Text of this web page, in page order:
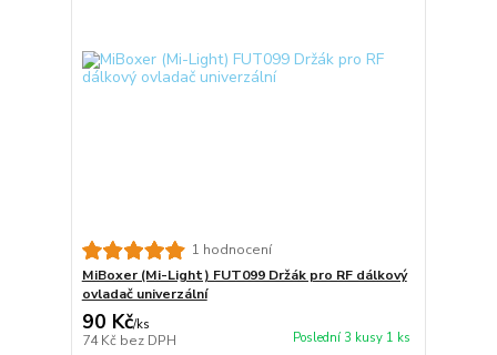
1 hodnocení
MiBoxer (Mi-Light) FUT099 Držák pro RF dálkový
ovladač univerzální
90 Kč/ks
74 Kč bez DPH Poslední 3 kusy 1 ks